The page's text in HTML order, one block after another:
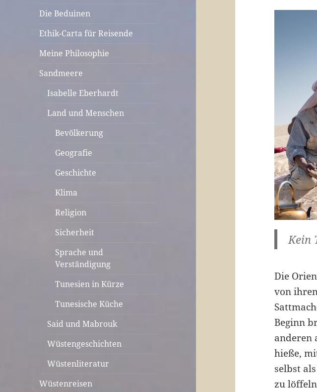
Die Beduinen
Ethik-Carta für Reisende
Meine Philosophie
Sandmeere
Isabelle Eberhardt
Land und Menschen
Bevölkerung
Geografie
Geschichte
Klima
Religion
Sicherheit
Sprache und
Verständigung
Tunesien in Kürze
Tunesische Küche
Said und Mabrouk
Wüstengeschichten
Wüstenliteratur
Wüstenreisen
Kein
Die
von
Beginn
anderen
hieße,
selbst
zu